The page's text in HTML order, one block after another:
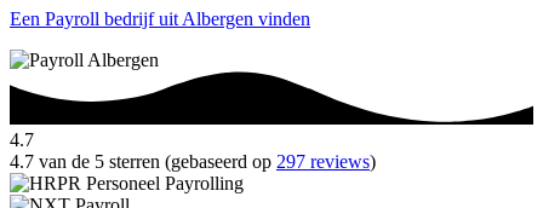
Een Payroll bedrijf uit Albergen vinden
4.7
4.7 van de 5 sterren (gebaseerd op 297 reviews)